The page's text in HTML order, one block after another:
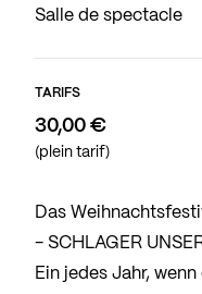
Salle de spectacle
TARIFS
30,00 €
(plein tarif)
Das
- SCHLAGER
Ein jedes Jahr,